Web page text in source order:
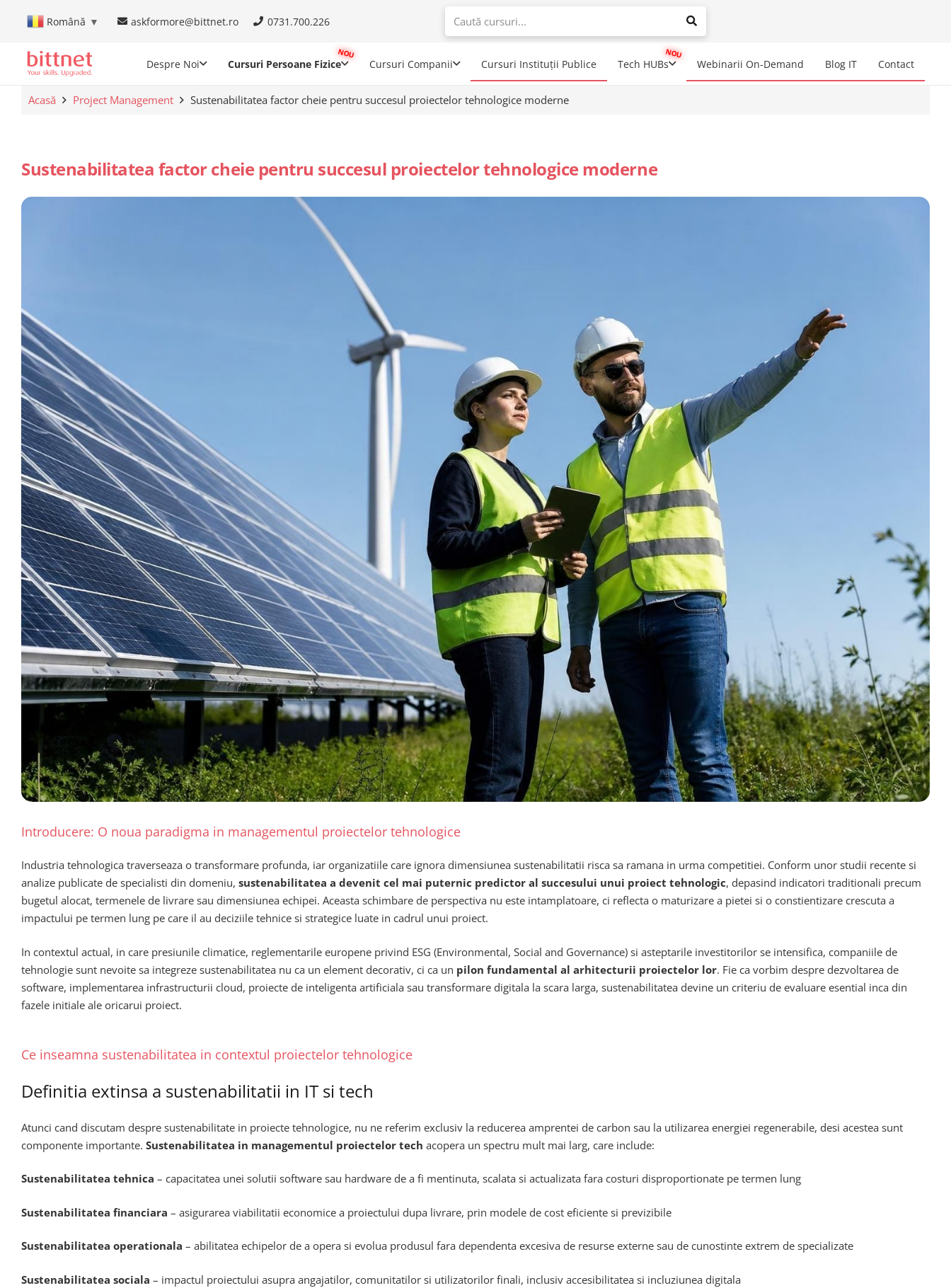
Română ▼ askformore@bittnet.ro 0731.700.226
When autocomplete results are available use up and down arrows to
Despre Noi Cursuri Persoane Fizice Cursuri Companii Cursuri Instituții Publice Tech HUBs Webinarii On-Demand Blog IT Contact
Acasă Project Management Sustenabilitatea factor cheie pentru succesul proiectelor tehnologice moderne
Sustenabilitatea factor cheie pentru succesul proiectelor tehnologice moderne
Introducere: O noua paradigma in managementul proiectelor tehnologice
Industria tehnologica traverseaza o transformare profunda, iar organizatiile care ignora dimensiunea sustenabilitatii risca sa ramana in urma competitiei. Conform unor studii recente si
analize publicate de specialisti din domeniu, sustenabilitatea a devenit cel mai puternic predictor al succesului unui proiect tehnologic, depasind indicatori traditionali precum
bugetul alocat, termenele de livrare sau dimensiunea echipei. Aceasta schimbare de perspectiva nu este intamplatoare, ci reflecta o maturizare a pietei si o constientizare crescuta a
impactului pe termen lung pe care il au deciziile tehnice si strategice luate in cadrul unui proiect.
In contextul actual, in care presiunile climatice, reglementarile europene privind ESG (Environmental, Social and Governance) si asteptarile investitorilor se intensifica, companiile de
tehnologie sunt nevoite sa integreze sustenabilitatea nu ca un element decorativ, ci ca un pilon fundamental al arhitecturii proiectelor lor. Fie ca vorbim despre dezvoltarea de
software, implementarea infrastructurii cloud, proiecte de inteligenta artificiala sau transformare digitala la scara larga, sustenabilitatea devine un criteriu de evaluare esential inca din
fazele initiale ale oricarui proiect.
Ce inseamna sustenabilitatea in contextul proiectelor tehnologice
Definitia extinsa a sustenabilitatii in IT si tech
Atunci cand discutam despre sustenabilitate in proiecte tehnologice, nu ne referim exclusiv la reducerea amprentei de carbon sau la utilizarea energiei regenerabile, desi acestea sunt
componente importante. Sustenabilitatea in managementul proiectelor tech acopera un spectru mult mai larg, care include:
Sustenabilitatea tehnica – capacitatea unei solutii software sau hardware de a fi mentinuta, scalata si actualizata fara costuri disproportionate pe termen lung
Sustenabilitatea financiara – asigurarea viabilitatii economice a proiectului dupa livrare, prin modele de cost eficiente si previzibile
Sustenabilitatea operationala – abilitatea echipelor de a opera si evolua produsul fara dependenta excesiva de resurse externe sau de cunostinte extrem de specializate
Sustenabilitatea sociala – impactul proiectului asupra angajatilor, comunitatilor si utilizatorilor finali, inclusiv accesibilitatea si incluziunea digitala